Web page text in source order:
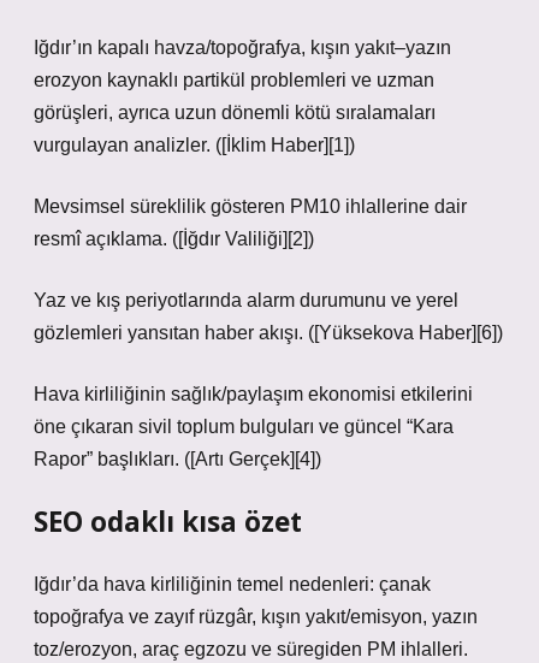
Iğdır’ın kapalı havza/topoğrafya, kışın yakıt–yazın
erozyon kaynaklı partikül problemleri ve uzman
görüşleri, ayrıca uzun dönemli kötü sıralamaları
vurgulayan analizler. ([İklim Haber][1])
Mevsimsel süreklilik gösteren PM10 ihlallerine dair
resmî açıklama. ([İğdır Valiliği][2])
Yaz ve kış periyotlarında alarm durumunu ve yerel
gözlemleri yansıtan haber akışı. ([Yüksekova Haber][6])
Hava kirliliğinin sağlık/paylaşım ekonomisi etkilerini
öne çıkaran sivil toplum bulguları ve güncel “Kara
Rapor” başlıkları. ([Artı Gerçek][4])
SEO odaklı kısa özet
Iğdır’da hava kirliliğinin temel nedenleri: çanak
topoğrafya ve zayıf rüzgâr, kışın yakıt/emisyon, yazın
toz/erozyon, araç egzozu ve süregiden PM ihlalleri.